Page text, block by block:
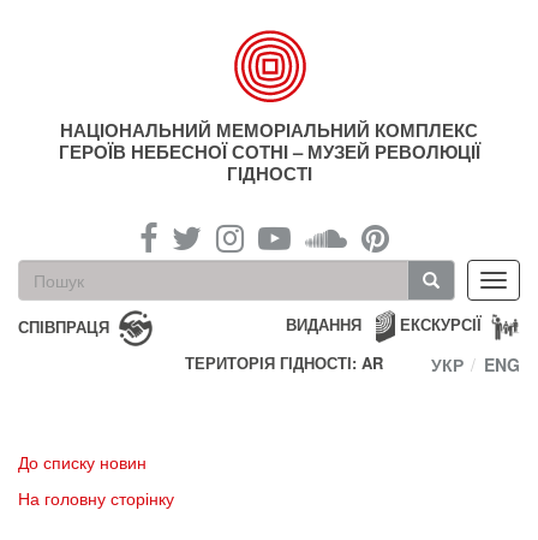
НАЦІОНАЛЬНИЙ МЕМОРІАЛЬНИЙ КОМПЛЕКС
ГЕРОЇВ НЕБЕСНОЇ СОТНІ – МУЗЕЙ РЕВОЛЮЦІЇ
ГІДНОСТІ
Пошукова
форма
Пошук
СПІВПРАЦЯ ЕКСКУРСІЇ
ВИДАННЯ
ТЕРИТОРІЯ ГІДНОСТІ: AR
УКР ENG
До списку новин
На головну сторінку